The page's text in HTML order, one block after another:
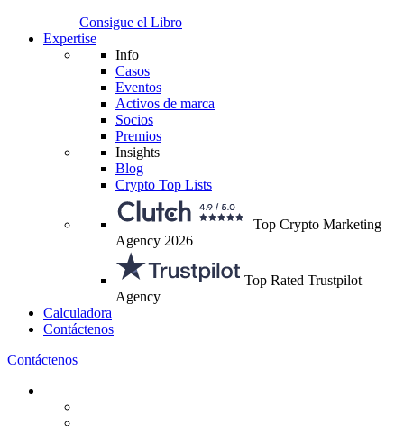
Consigue el Libro
Expertise
Info
Casos
Eventos
Activos de marca
Socios
Premios
Insights
Blog
Crypto Top Lists
Top Crypto Marketing
Agency 2026
Top Rated Trustpilot
Agency
Calculadora
Contáctenos
Contáctenos